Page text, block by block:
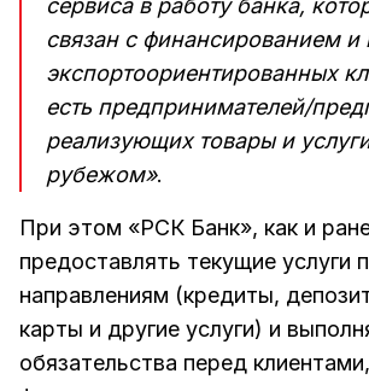
сервиса в работу банка,
связан с финансированием
экспортоориентированных
есть предпринимателей/
реализующих товары и
рубежом».
При этом «РСК Банк», как и
предоставлять текущие услуги
направлениям (кредиты,
карты и другие услуги) и
обязательства перед